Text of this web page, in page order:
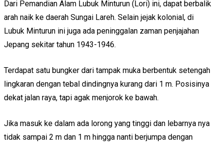
Dari Pemandian Alam Lubuk Minturun (Lori) ini, dapat berbalik
arah naik ke daerah Sungai Lareh. Selain jejak kolonial, di
Lubuk Minturun ini juga ada peninggalan zaman penjajahan
Jepang sekitar tahun 1943-1946.
Terdapat satu bungker dari tampak muka berbentuk setengah
lingkaran dengan tebal dindingnya kurang dari 1 m. Posisinya
dekat jalan raya, tapi agak menjorok ke bawah.
Jika masuk ke dalam ada lorong yang tinggi dan lebarnya nya
tidak sampai 2 m dan 1 m hingga nanti berjumpa dengan